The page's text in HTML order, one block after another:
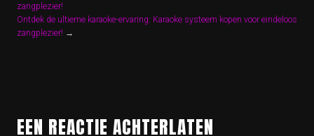
zangplezier!
Ontdek de ultieme karaoke-ervaring: Karaoke systeem kopen voor eindeloos
zangplezier! →
EEN REACTIE ACHTERLATEN